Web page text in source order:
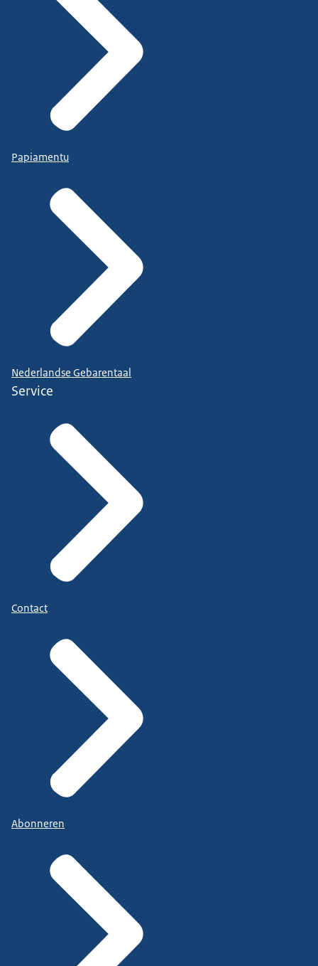
Papiamentu
Nederlandse Gebarentaal
Service
Contact
Abonneren